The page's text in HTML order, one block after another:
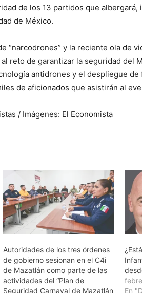
de los 13 partidos que
de México.
“narcodrones” y la reciente ola de
reto de garantizar la seguridad del
antidrones y el despliegue de
de aficionados que asistirán al
/ Imágenes: El Economista
Autoridades de los tres órdenes
de gobierno sesionan en el C4i
de Mazatlán como parte de las
actividades del “Plan de
Seguridad Carnaval de Mazatlán
En